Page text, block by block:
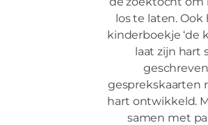
los te laten. Ook
kinderboekje ‘de
laat zijn hart
gesprekskaarten
hart ontwikkeld.
samen met